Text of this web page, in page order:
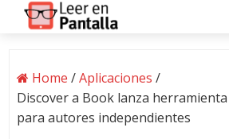
Home /Aplicaciones /
Discover a Book lanza
para autores independientes